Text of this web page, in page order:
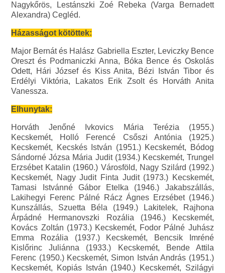
Nagykőrös, Lestánszki Zoé Rebeka (Varga Bernadett
Alexandra) Cegléd.
Házasságot kötöttek:
Major Bernát és Halász Gabriella Eszter, Leviczky Bence
Oreszt és Podmaniczki Anna, Bóka Bence és Oskolás
Odett, Hári József és Kiss Anita, Bézi István Tibor és
Erdélyi Viktória, Lakatos Erik Zsolt és Horváth Anita
Vanessza.
Elhunytak:
Horváth Jenőné Ivkovics Mária Terézia (1955.)
Kecskemét, Holló Ferencé Csőszi Antónia (1925.)
Kecskemét, Kecskés István (1951.) Kecskemét, Bódog
Sándorné Józsa Mária Judit (1934.) Kecskemét, Trungel
Erzsébet Katalin (1960.) Városföld, Nagy Szilárd (1992.)
Kecskemét, Nagy Judit Finta Judit (1973.) Kecskemét,
Tamasi Istvánné Gábor Etelka (1946.) Jakabszállás,
Lakihegyi Ferenc Pálné Rácz Ágnes Erzsébet (1946.)
Kunszállás, Szuetta Béla (1949.) Lakitelek, Rajhona
Árpádné Hermanovszki Rozália (1946.) Kecskemét,
Kovács Zoltán (1973.) Kecskemét, Fodor Pálné Juhász
Emma Rozália (1937.) Kecskemét, Bencsik Imréné
Kislőrinc Juliánna (1933.) Kecskemét, Bende Attila
Ferenc (1950.) Kecskemét, Simon István András (1951.)
Kecskemét, Kopiás István (1940.) Kecskemét, Szilágyi